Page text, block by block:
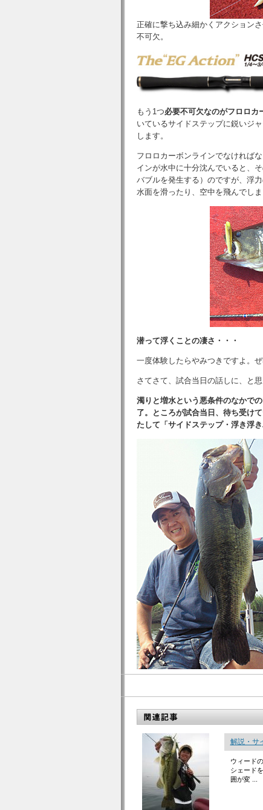
正確に撃ち込み細かくアクション
不可欠。
もう1つ必要不可欠なのがフロロカ
いているサイドステップに鋭いジ
します。
フロロカーボンラインでなければ
インが水中に十分沈んでいると、
バブルを発生する）のですが、浮
水面を滑ったり、空中を飛んでしま
潜って浮くことの凄さ・・・
一度体験したらやみつきですよ。
さてさて、試合当日の話しに、と
濁りと増水という悪条件のなかで
了。ところが試合当日、待ち受け
たして「サイドステップ・浮き浮
解説・サ
ウィード
シェード
囲が変 ...